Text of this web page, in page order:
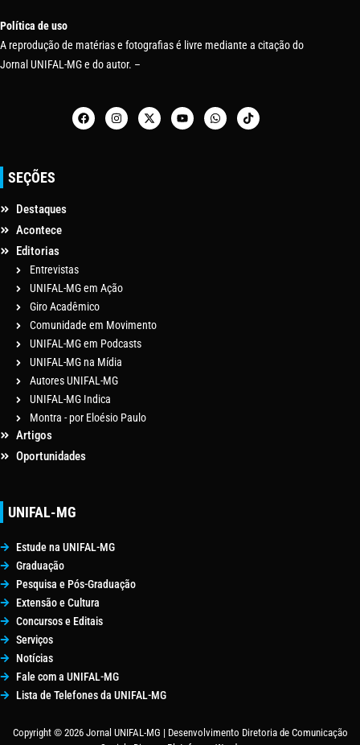
Política de uso
A reprodução de matérias e fotografias é livre mediante a citação do
Jornal UNIFAL-MG e do autor. –
SEÇÕES
Destaques
Acontece
Editorias
Entrevistas
UNIFAL-MG em Ação
Giro Acadêmico
Comunidade em Movimento
UNIFAL-MG em Podcasts
UNIFAL-MG na Mídia
Autores UNIFAL-MG
UNIFAL-MG Indica
Montra - por Eloésio Paulo
Artigos
Oportunidades
UNIFAL-MG
Estude na UNIFAL-MG
Graduação
Pesquisa e Pós-Graduação
Extensão e Cultura
Concursos e Editais
Serviços
Notícias
Fale com a UNIFAL-MG
Lista de Telefones da UNIFAL-MG
Copyright © 2026 Jornal UNIFAL-MG | Desenvolvimento Diretoria de Comunicação